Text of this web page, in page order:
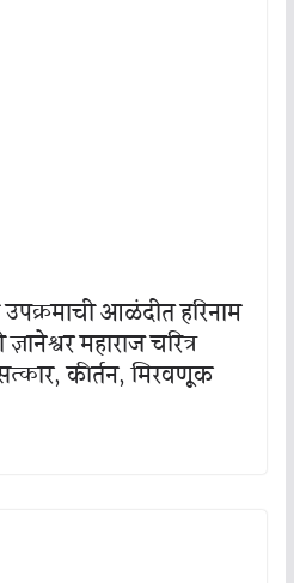
उपक्रमाची आळंदीत हरिनाम
महाराज चरित्र
कीर्तन, मिरवणूक